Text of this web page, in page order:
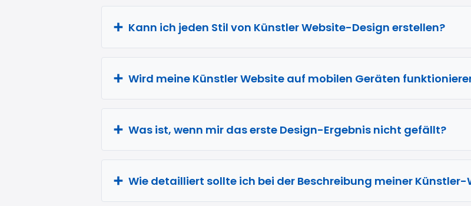
Kann ich jeden Stil von Künstler Website-Design erstellen?
Wird meine Künstler Website auf mobilen Geräten
Was ist, wenn mir das erste Design-Ergebnis nicht gefällt?
Wie detailliert sollte ich bei der Beschreibung meiner